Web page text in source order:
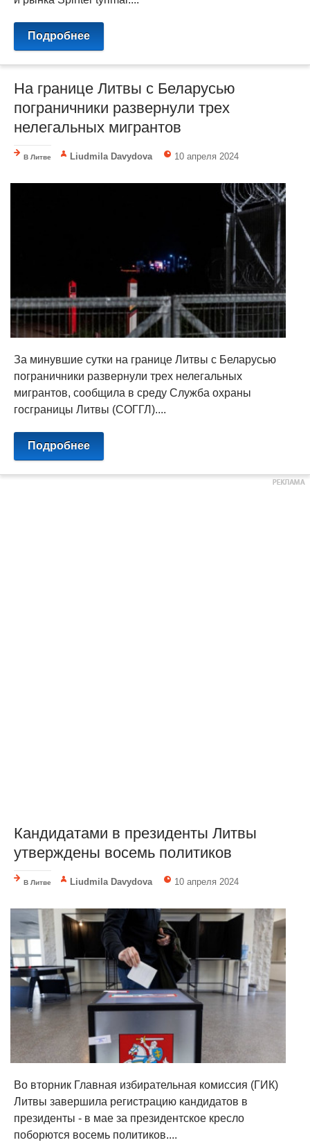
Подробнее
На границе Литвы с Беларусью
пограничники развернули трех
нелегальных мигрантов
В Литве Liudmila Davydova 10 апреля 2024
За минувшие сутки на границе Литвы с Беларусью
пограничники развернули трех нелегальных
мигрантов, сообщила в среду Служба охраны
госграницы Литвы (СОГГЛ)....
Подробнее
Кандидатами в президенты Литвы
утверждены восемь политиков
В Литве Liudmila Davydova 10 апреля 2024
Во вторник Главная избирательная комиссия (ГИК)
Литвы завершила регистрацию кандидатов в
президенты - в мае за президентское кресло
поборются восемь политиков....